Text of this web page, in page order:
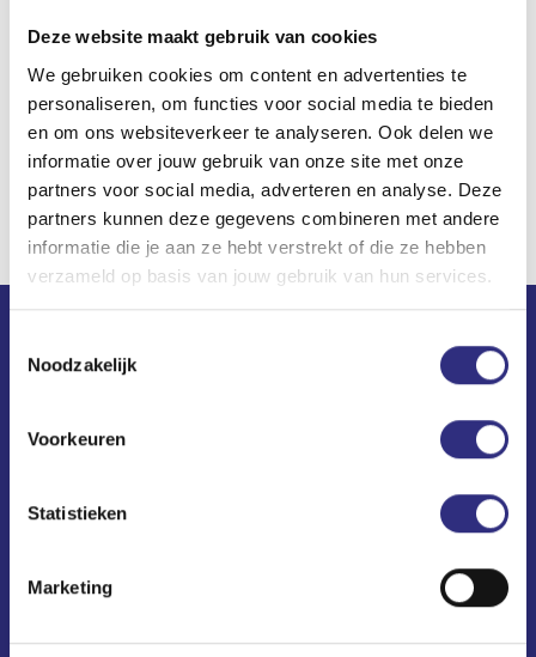
Deze website maakt gebruik van cookies
We gebruiken cookies om content en advertenties te
personaliseren, om functies voor social media te bieden
en om ons websiteverkeer te analyseren. Ook delen we
informatie over jouw gebruik van onze site met onze
partners voor social media, adverteren en analyse. Deze
partners kunnen deze gegevens combineren met andere
informatie die je aan ze hebt verstrekt of die ze hebben
verzameld op basis van jouw gebruik van hun services.
Noodzakelijk
Voorkeuren
Statistieken
Marketing
april gezellig samen met je vrienden sporten!
Contact
Science Park 306
(020) 240 64 10
Alle USC-vestigingen
Voorwaarden, privacy en cookies